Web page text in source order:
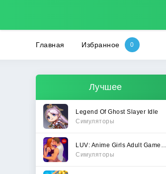
Главная Избранное
Лучшее
Legend Of Ghost Slayer Idle
Симуляторы
Симуляторы